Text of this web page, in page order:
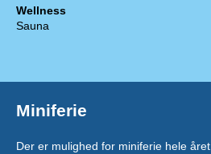
Wellness
Sauna
Miniferie
Der er mulighed for miniferie hele året.